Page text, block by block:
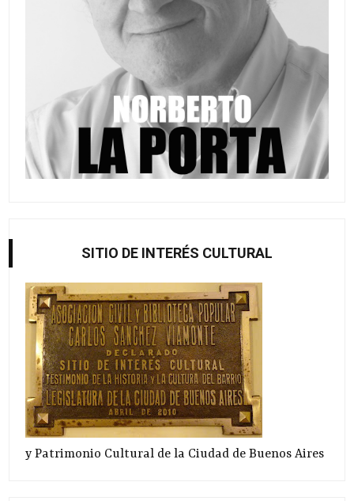
SITIO DE INTERÉS CULTURAL
y Patrimonio Cultural de la Ciudad de Buenos Aires